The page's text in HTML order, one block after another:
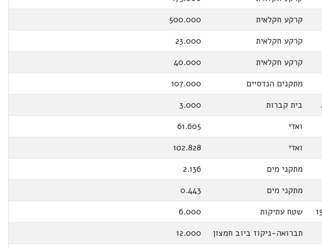
קרקע חקלאית
500.000
קרקע חקלאית
23.000
קרקע חקלאית
40.000
מתקנים הנדסיים
107.000
בית קברות
3.000
ואדי
61.605
ואדי
102.828
מתקני מים
2.136
מתקני מים
0.443
שטח עתיקות
6.000
תברואה-ניקוז ביוב חמצון
12.000